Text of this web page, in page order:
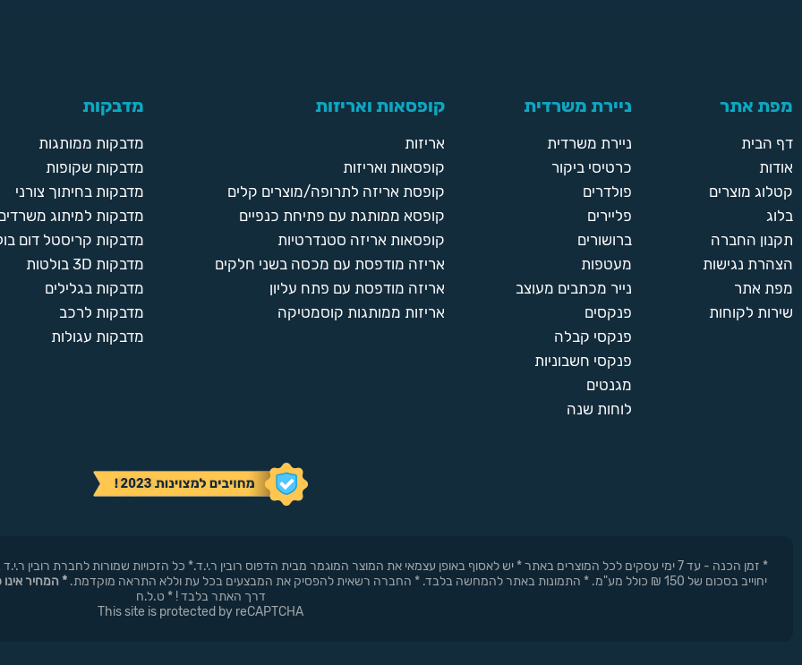
מפת אתר
דף הבית
אודות
קטלוג מוצרים
בלוג
תקנון החברה
הצהרת נגישות
מפת אתר
שירות לקוחות
ניירת משרדית
ניירת משרדית
כרטיסי ביקור
פולדרים
פליירים
ברושורים
מעטפות
נייר מכתבים מעוצב
פנקסים
פנקסי קבלה
פנקסי חשבוניות
מגנטים
לוחות שנה
קופסאות ואריזות
אריזות
קופסאות ואריזות
קופסת אריזה לתרופה/מוצרים קלים
קופסא ממותגת עם פתיחת כנפיים
קופסאות אריזה סטנדרטיות
אריזה מודפסת עם מכסה בשני חלקים
אריזה מודפסת עם פתח עליון
אריזות ממותגות קוסמטיקה
מדבקות
מדבקות ממותגות
מדבקות שקופות
מדבקות בחיתוך צורני
מדבקות למיתוג
מדבקות קריסטל דום
מדבקות 3D בולטות
מדבקות בגלילים
מדבקות לרכב
מדבקות עגולות
* זמן הכנה - עד 7 ימי עסקים לכל המוצרים באתר * יש לאסוף באופן עצמאי את המוצר המוגמר מבית הדפוס רובין ר.י.ד.* כל הזכויות שמורות לחברת
יחוייב בסכום של 150 ₪ כולל מע"מ. * התמונות באתר להמחשה בלבד. * החברה רשאית להפסיק את המבצעים בכל עת וללא התראה מוקדמת.
* המחיר
דרך האתר בלבד ! * ט.ל.ח
This site is protected by reCAPTCHA